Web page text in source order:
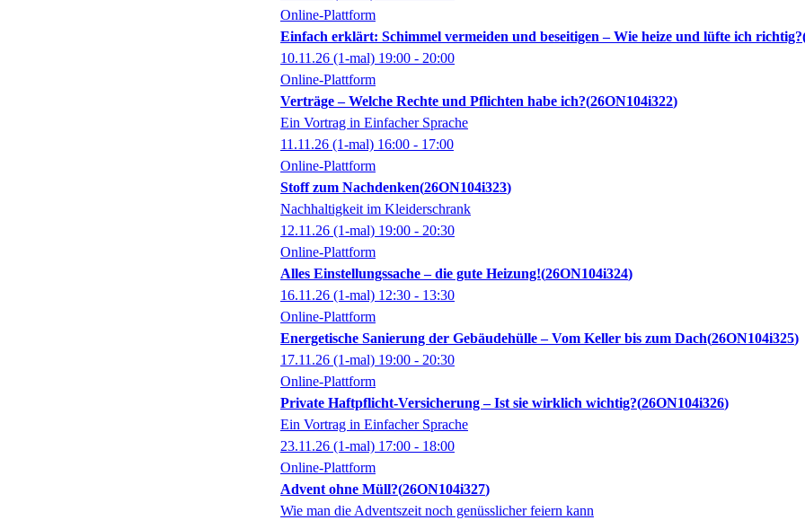
Online-Plattform
Einfach erklärt: Schimmel vermeiden und beseitigen – Wie heize und lüfte ich richtig?
10.11.26 (1-mal) 19:00 - 20:00
Online-Plattform
Verträge – Welche Rechte und Pflichten habe ich? 26ON104i322
Ein Vortrag in Einfacher Sprache
11.11.26 (1-mal) 16:00 - 17:00
Online-Plattform
Stoff zum Nachdenken 26ON104i323
Nachhaltigkeit im Kleiderschrank
12.11.26 (1-mal) 19:00 - 20:30
Online-Plattform
Alles Einstellungssache – die gute Heizung! 26ON104i324
16.11.26 (1-mal) 12:30 - 13:30
Online-Plattform
Energetische Sanierung der Gebäudehülle – Vom Keller bis zum Dach 26ON104i325
17.11.26 (1-mal) 19:00 - 20:30
Online-Plattform
Private Haftpflicht-Versicherung – Ist sie wirklich wichtig? 26ON104i326
Ein Vortrag in Einfacher Sprache
23.11.26 (1-mal) 17:00 - 18:00
Online-Plattform
Advent ohne Müll? 26ON104i327
Wie man die Adventszeit noch genüsslicher feiern kann